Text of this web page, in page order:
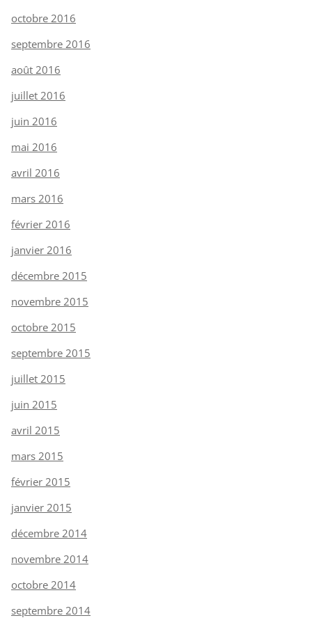
octobre 2016
septembre 2016
août 2016
juillet 2016
juin 2016
mai 2016
avril 2016
mars 2016
février 2016
janvier 2016
décembre 2015
novembre 2015
octobre 2015
septembre 2015
juillet 2015
juin 2015
avril 2015
mars 2015
février 2015
janvier 2015
décembre 2014
novembre 2014
octobre 2014
septembre 2014